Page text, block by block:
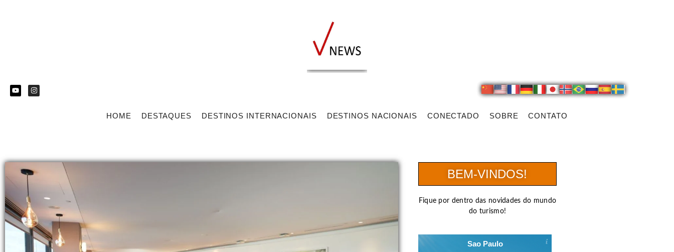
HOME DESTAQUES DESTINOS INTERNACIONAIS DESTINOS NACIONAIS CONECTADO SOBRE CONTATO
BEM-VINDOS!
Fique por dentro das novidades do mundo
do turismo!
Sao Paulo